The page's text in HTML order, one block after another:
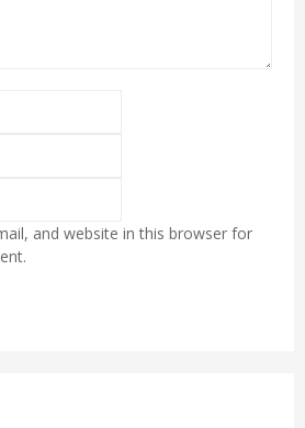
and website in this browser for